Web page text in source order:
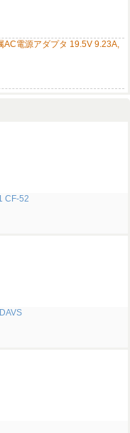
AC電源アダプタ 19.5V 9.23A,
CF-52